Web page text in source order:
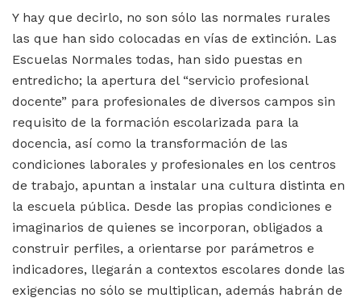
Y hay que decirlo, no son sólo las normales rurales
las que han sido colocadas en vías de extinción. Las
Escuelas Normales todas, han sido puestas en
entredicho; la apertura del “servicio profesional
docente” para profesionales de diversos campos sin
requisito de la formación escolarizada para la
docencia, así como la transformación de las
condiciones laborales y profesionales en los centros
de trabajo, apuntan a instalar una cultura distinta en
la escuela pública. Desde las propias condiciones e
imaginarios de quienes se incorporan, obligados a
construir perfiles, a orientarse por parámetros e
indicadores, llegarán a contextos escolares donde las
exigencias no sólo se multiplican, además habrán de